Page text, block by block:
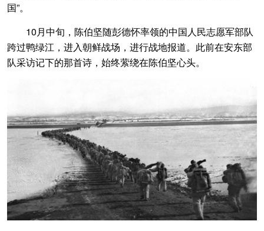
国”。
10月中旬，陈伯坚随彭德怀率领的中国人民志愿军部队
跨过鸭绿江，进入朝鲜战场，进行战地报道。此前在安东部
队采访记下的那首诗，始终萦绕在陈伯坚心头。